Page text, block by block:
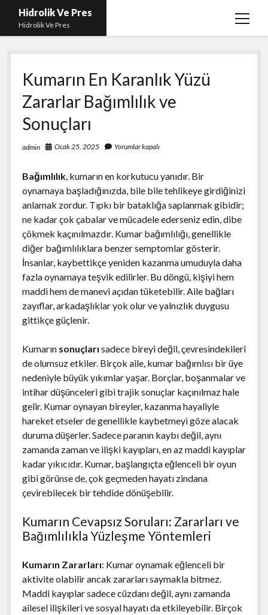
Hidrolik Ve Pres
Hidrolik Ve Pres
menüyü
Kumarın En Karanlık Yüzü
Zararlar Bağımlılık ve
Sonuçları
admin Ocak 25, 2025 Yorumlar kapalı
Bağımlılık, kumarın en korkutucu yanıdır. Bir
oynamaya başladığınızda, bile bile tehlikeye girdiğinizi
anlamak zordur. Tıpkı bir bataklığa saplanmak gibidir;
ne kadar çok çabalar ve mücadele ederseniz edin, dibe
çökmek kaçınılmazdır. Kumar bağımlılığı, genellikle
diğer bağımlılıklara benzer semptomlar gösterir.
İnsanlar, kaybettikçe yeniden kazanma umuduyla daha
fazla oynamaya teşvik edilirler. Bu döngü, kişiyi hem
maddi hem de manevi açıdan tüketebilir. Aile bağları
zayıflar, arkadaşlıklar yok olur ve yalnızlık duygusu
gittikçe güçlenir.
Kumarın sonuçları sadece bireyi değil, çevresindekileri
de olumsuz etkiler. Birçok aile, kumar bağımlısı bir üye
nedeniyle büyük yıkımlar yaşar. Borçlar, boşanmalar ve
intihar düşünceleri gibi trajik sonuçlar kaçınılmaz hale
gelir. Kumar oynayan bireyler, kazanma hayaliyle
hareket etseler de genellikle kaybetmeyi göze alacak
duruma düşerler. Sadece paranın kaybı değil, aynı
zamanda zaman ve ilişki kayıpları, en az maddi kayıplar
kadar yıkıcıdır. Kumar, başlangıçta eğlenceli bir oyun
gibi görünse de, çok geçmeden hayatı zindana
çevirebilecek bir tehdide dönüşebilir.
Kumarın Cevapsız Soruları: Zararları ve
Bağımlılıkla Yüzleşme Yöntemleri
Kumarın Zararları: Kumar oynamak eğlenceli bir
aktivite olabilir ancak zararları saymakla bitmez.
Maddi kayıplar sadece cüzdanı değil, aynı zamanda
ailesel ilişkileri ve sosyal hayatı da etkileyebilir. Birçok